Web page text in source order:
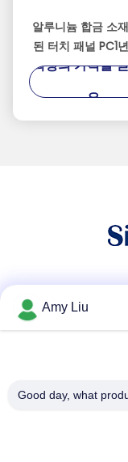
알루니늄 합금 소
된 터치 패널 PC1
최상의 가격을
요
전화
Amy Liu
Good day, what